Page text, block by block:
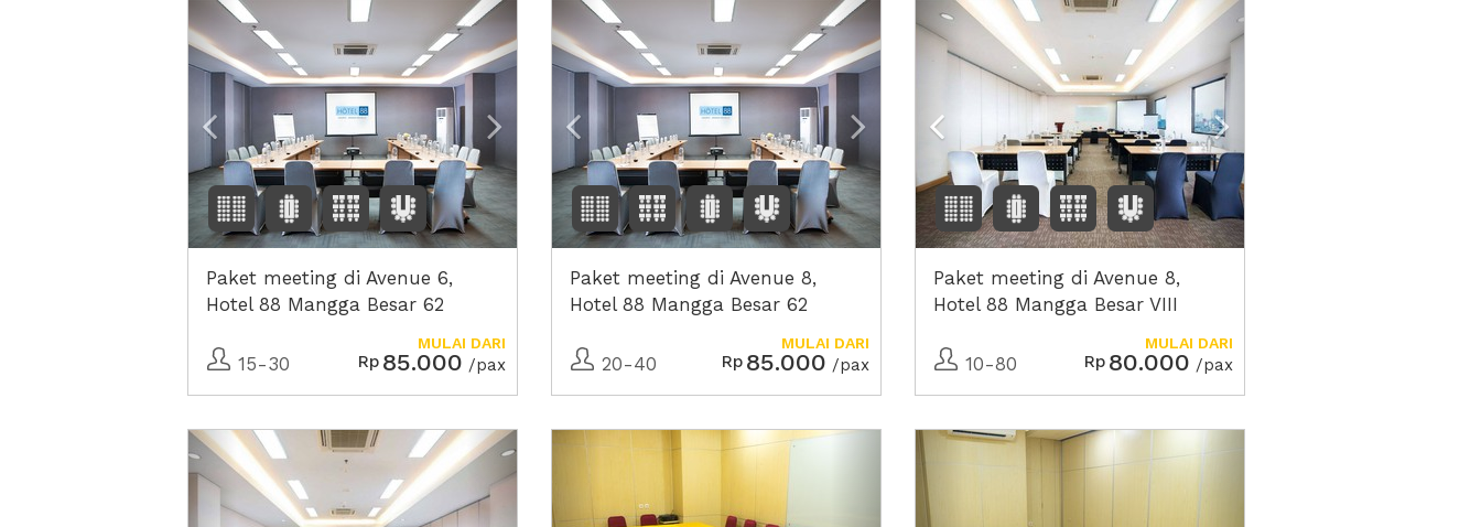
Previous Next2
Paket meeting di Avenue 6,
Hotel 88 Mangga Besar 62
15-30 Rp 85.000 /pax
MULAI DARI
Previous Next2
Paket meeting di Avenue 8,
Hotel 88 Mangga Besar 62
20-40 Rp 85.000 /pax
MULAI DARI
Previous Next2
Paket meeting di Avenue 8,
Hotel 88 Mangga Besar VIII
10-80 Rp 80.000 /pax
MULAI DARI
Previous Next2 Previous Previous